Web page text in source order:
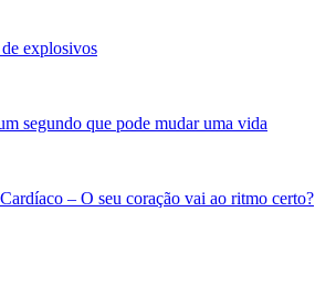
explosivos
segundo que pode mudar uma vida
– O seu coração vai ao ritmo certo?